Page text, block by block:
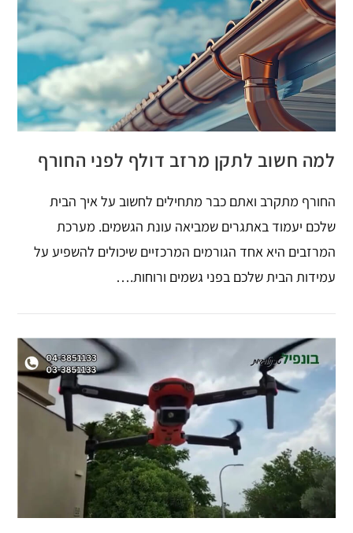
למה חשוב לתקן מרזב דולף לפני החורף
החורף מתקרב ואתם כבר מתחילים לחשוב על איך הבית
שלכם יעמוד באתגרים שמביאה עונת הגשמים. מערכת
המרזבים היא אחד הגורמים המרכזיים שיכולים להשפיע על
עמידות הבית שלכם בפני גשמים ורוחות.…